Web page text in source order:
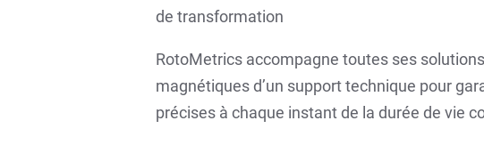
de transformation
RotoMetrics accompagne toutes ses
magnétiques d’un support technique pour
précises à chaque instant de la durée de vie